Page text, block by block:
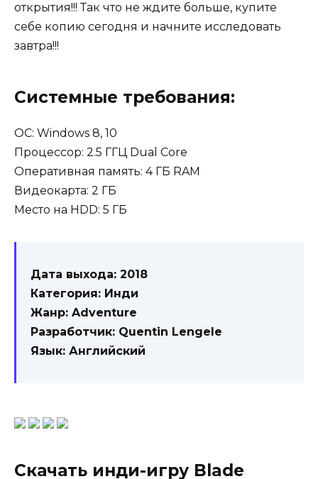
открытия!!! Так что не ждите больше, купите
себе копию сегодня и начните исследовать
завтра!!!
Системные требования:
OC: Windows 8, 10
Процессор: 2.5 ГГЦ Dual Core
Оперативная память: 4 ГБ RAM
Видеокарта: 2 ГБ
Место на HDD: 5 ГБ
Дата выхода: 2018
Категория: Инди
Жанр: Adventure
Разработчик: Quentin Lengele
Язык: Английский
Скачать инди-игру Blade